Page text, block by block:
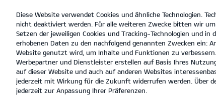
open
menu
Diese Website verwendet Cookies und ähnliche Technologien.
nicht deaktiviert werden. Für alle weiteren Zwecke bitten wir
Setzen der jeweiligen Cookies und Tracking-Technologien und in
erhobenen Daten zu den nachfolgend genannten Zwecken ein:
Website genutzt wird, um Inhalte und Funktionen zu
Werbepartner und Dienstleister erstellen auf Basis Ihres
auf dieser Website und auch auf anderen Websites
jederzeit mit Wirkung für die Zukunft widerrufen werden. Über
jederzeit zur Anpassung Ihrer Präferenzen.